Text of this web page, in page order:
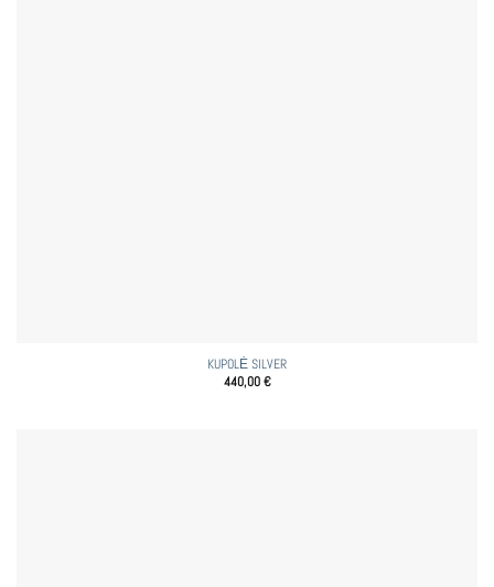
KUPOLĖ SILVER
440,00€